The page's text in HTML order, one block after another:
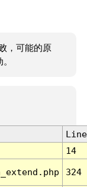
，可能的原
Line
14
324